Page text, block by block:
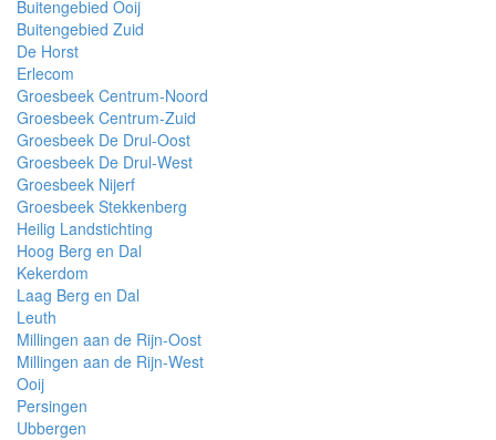
Buitengebied Ooij
Buitengebied Zuid
De Horst
Erlecom
Groesbeek Centrum-Noord
Groesbeek Centrum-Zuid
Groesbeek De Drul-Oost
Groesbeek De Drul-West
Groesbeek Nijerf
Groesbeek Stekkenberg
Heilig Landstichting
Hoog Berg en Dal
Kekerdom
Laag Berg en Dal
Leuth
Millingen aan de Rijn-Oost
Millingen aan de Rijn-West
Ooij
Persingen
Ubbergen